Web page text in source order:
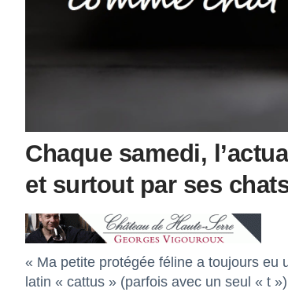
Chaque samedi,
et surtout par ses
« Ma petite protégée féline a toujours eu
latin « cattus » (parfois avec un seul « t